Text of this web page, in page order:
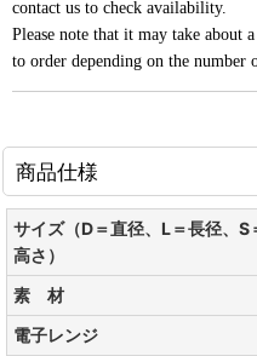
contact us to check availability.
Please note that it may take
to order depending on the number
商品仕様
サイズ（D＝直径、L＝長径、S
高さ）
素 材
電子レンジ